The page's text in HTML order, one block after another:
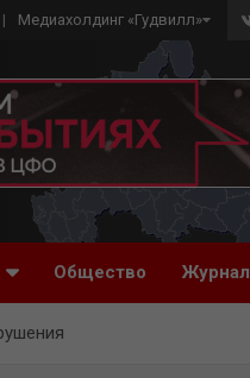
Медиахолдинг «Гудвилл»
Общество Журнал